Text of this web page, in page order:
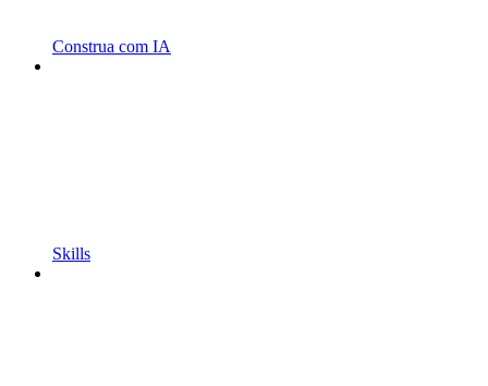
Construa com IA
Skills